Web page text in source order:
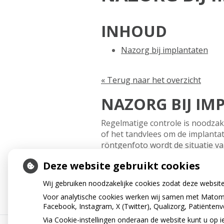
INHOUD
Nazorg bij implantaten
« Terug naar het overzicht
NAZORG BIJ
Regelmatige controle is
of het tandvlees om de
röntgenfoto wordt de situatie
« Terug naar het overzicht
Deze website gebruikt cookies
Wij gebruiken noodzakelijke cookies zodat deze
Voor analytische cookies werken wij samen met
Facebook, Instagram, X (Twitter), Qualizorg,
Via Cookie-instellingen onderaan de website kunt u